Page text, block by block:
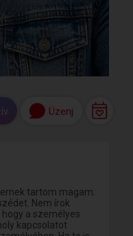
Üzenj
tartom magam.
Nem írok
a személyes
kapcsolatot